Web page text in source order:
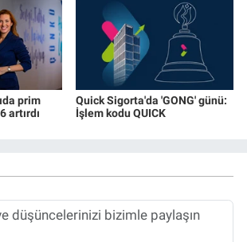
prim
artırdı
Quick Sigorta'da 'GONG' günü:
İşlem kodu QUICK